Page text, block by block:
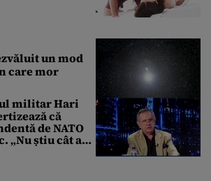
un mod
care mor
militar Hari
că
de NATO
„Nu știu cât ar
”